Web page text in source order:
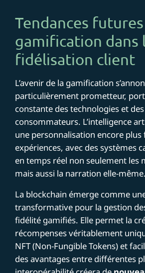
Tendances
gamification dans
fidélisation client
L’avenir de la gamification
particulièrement prometteur,
constante des technologies et
consommateurs. L’intelligence
une personnalisation encore plus
expériences, avec des systèmes
en temps réel non seulement les
mais aussi la narration elle-même.
La blockchain émerge comme
transformative pour la gestion
fidélité gamifiés. Elle permet la
récompenses véritablement
NFT (Non-Fungible Tokens) et
des avantages entre différentes